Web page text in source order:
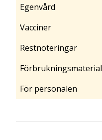
Egenvård
Vacciner
Restnoteringar
Förbrukningsmaterial
För personalen